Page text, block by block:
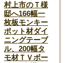
村上市のＴ様
邸へ166幅一
枚板モンキー
ポット材ダイ
ニングテーブ
ル、200幅タ
モ材ＴＶボー